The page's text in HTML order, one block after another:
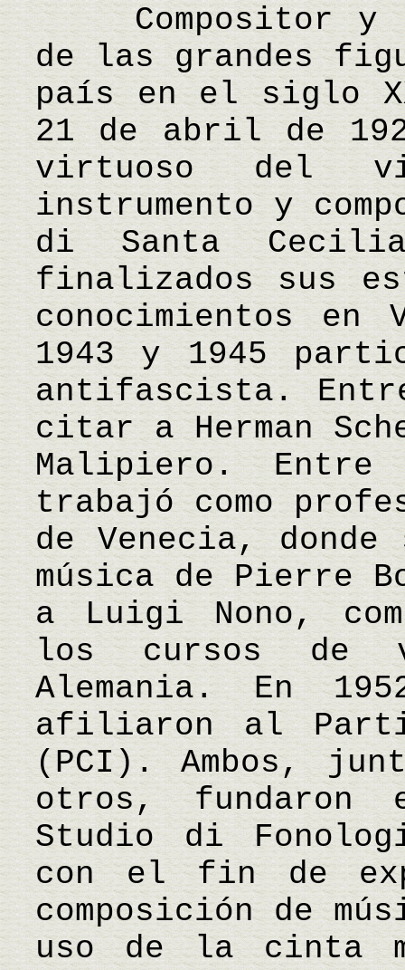
Compositor y
de las grandes
país en el siglo
21 de abril de
virtuoso del
instrumento y
di Santa
finalizados sus
conocimientos en
1943 y 1945
antifascista.
citar a Herman
Malipiero. Entre
trabajó como
de Venecia,
música de Pierre
a Luigi Nono,
los cursos de
Alemania. En
afiliaron al
(PCI). Ambos,
otros, fundaron
Studio di
con el fin de
composición de
uso de la cinta